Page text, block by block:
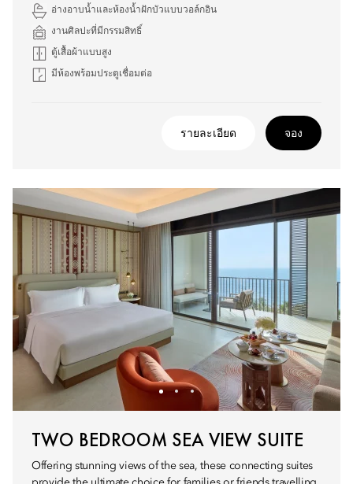
อ่างอาบน้ำและห้องน้ำฝักบัวแบบวอล์กอิน
งานศิลปะที่มีกรรมสิทธิ์
ตู้เสื้อผ้าแบบสูง
มีห้องพร้อมประตูเชื่อมต่อ
รายละเอียด จอง
TWO BEDROOM SEA VIEW SUITE
Offering stunning views of the sea, these connecting suites